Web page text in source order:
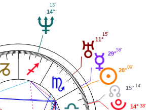
14° 38'
15° 14'
28°09'
29°
58'
11°
15'
14°
13'